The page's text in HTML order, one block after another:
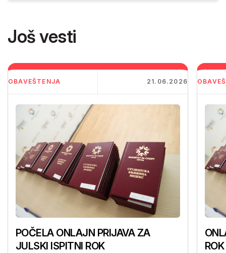
Još vesti
OBAVEŠTENJA 21.06.2026
POČELA ONLAJN PRIJAVA ZA
JULSKI ISPITNI ROK